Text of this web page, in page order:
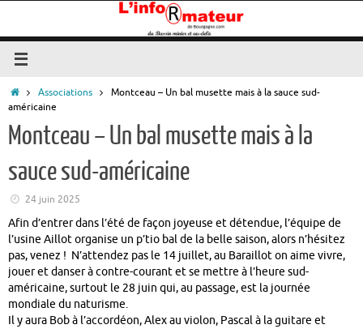
contenu
Accueil
Associations
Montceau – Un bal musette mais à la sauce sud-
américaine
Montceau – Un bal musette mais à la
sauce sud-américaine
24 juin 2025
Afin d’entrer dans l’été de façon joyeuse et détendue, l’équipe de
l’usine Aillot organise un p’tio bal de la belle saison, alors n’hésitez
pas, venez ! N’attendez pas le 14 juillet, au Baraillot on aime vivre,
jouer et danser à contre-courant et se mettre à l’heure sud-
américaine, surtout le 28 juin qui, au passage, est la journée
mondiale du naturisme.
Il y aura Bob à l’accordéon, Alex au violon, Pascal à la guitare et